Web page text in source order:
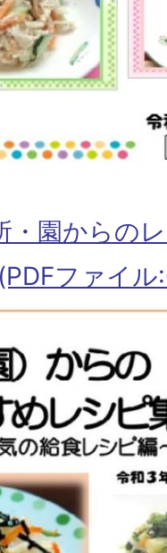
・園からの
ファイル